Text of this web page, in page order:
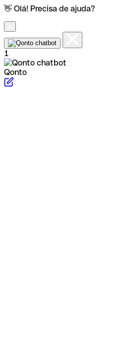
👋 Olá! Precisa de ajuda?
1
Qonto